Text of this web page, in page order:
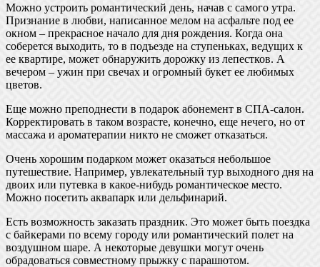
Можно устроить романтический день, начав с самого утра.
Признание в любви, написанное мелом на асфальте под ее
окном – прекрасное начало для дня рождения. Когда она
соберется выходить, то в подъезде на ступеньках, ведущих к
ее квартире, может обнаружить дорожку из лепестков. А
вечером – ужин при свечах и огромный букет ее любимых
цветов.
Еще можно преподнести в подарок абонемент в СПА-салон.
Корректировать в таком возрасте, конечно, еще нечего, но от
массажа и ароматерапии никто не сможет отказаться.
Очень хорошим подарком может оказаться небольшое
путешествие. Например, увлекательный тур выходного дня на
двоих или путевка в какое-нибудь романтическое место.
Можно посетить аквапарк или дельфинарий.
Есть возможность заказать праздник. Это может быть поездка
с байкерами по всему городу или романтический полет на
воздушном шаре. А некоторые девушки могут очень
обрадоваться совместному прыжку с парашютом.